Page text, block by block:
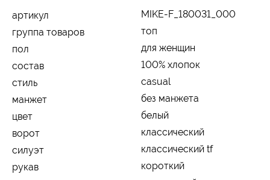
артикул
MIKE-F_180031_000
группа товаров
топ
пол
для женщин
состав
100% хлопок
стиль
casual
манжет
без манжета
цвет
белый
ворот
классический
силуэт
классический tf
рукав
короткий